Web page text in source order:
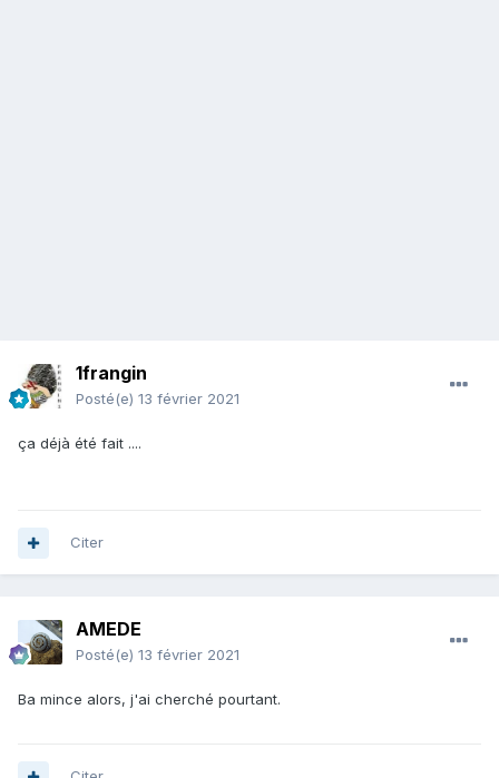
1frangin
Posté(e) 13 février 2021
ça déjà été fait ....
Citer
AMEDE
Posté(e) 13 février 2021
Ba mince alors, j'ai cherché pourtant.